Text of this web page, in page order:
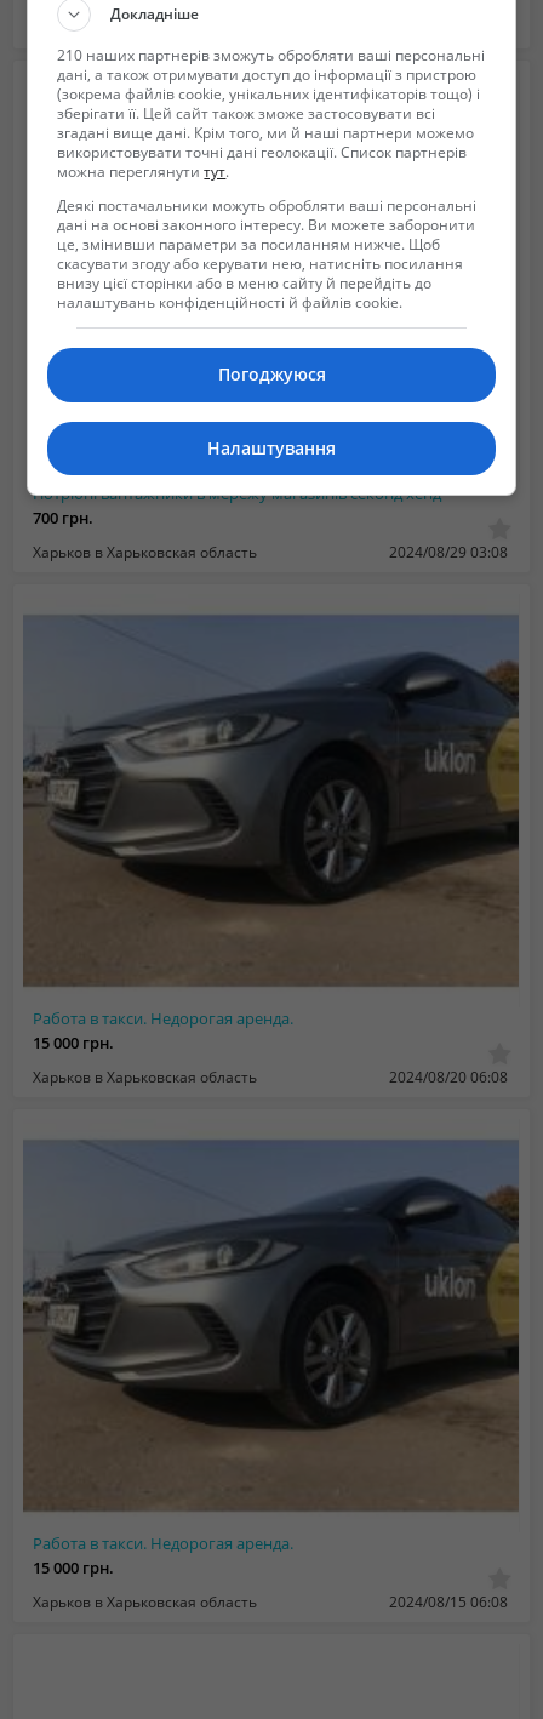
Харьков в Харьковская область
Потрібні вантажники в мережу магазинів секонд хенд
700 грн.
Харьков в Харьковская область 2024/08/29 03:08
Работа в такси. Нeдорогая аренда.
15 000 грн.
Харьков в Харьковская область 2024/08/20 06:08
Работа в такси. Недорогая аренда.
15 000 грн.
Харьков в Харьковская область 2024/08/15 06:08
Докладніше
210 наших партнерів зможуть обробляти ваші персональні
дані, а також отримувати доступ до інформації з пристрою
(зокрема файлів cookie, унікальних ідентифікаторів тощо) і
зберігати її. Цей сайт також зможе застосовувати всі
згадані вище дані. Крім того, ми й наші партнери можемо
використовувати точні дані геолокації. Список партнерів
можна переглянутитут.
Деякі постачальники можуть обробляти ваші персональні
дані на основі законного інтересу. Ви можете заборонити
це, змінивши параметри за посиланням нижче. Щоб
скасувати згоду або керувати нею, натисніть посилання
внизу цієї сторінки або в меню сайту й перейдіть до
налаштувань конфіденційності й файлів cookie.
Погоджуюся
Налаштування